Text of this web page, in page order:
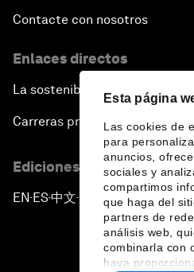
Esta página
Las cookies de
para
anuncios,
sociales y
compartimos
que haga del
partners de
análisis web,
combinarla con
haya
Contacte con nosotros
Enlaces directos
La sostenibilidad en el Foro
Carreras profesionales
Ediciones en otros
EN ▪ ES▪中文▪ 日本語